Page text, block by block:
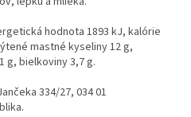
hodnota 1893 kJ, kalórie
mastné kyseliny 12 g,
g, bielkoviny 3,7 g.
334/27, 034 01